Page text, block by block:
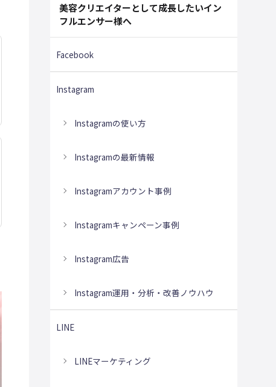
美容クリエイターとして成長したいイン
フルエンサー様へ
Facebook
Instagram
Instagramの使い方
Instagramの最新情報
Instagramアカウント事例
Instagramキャンペーン事例
Instagram広告
Instagram運用・分析・改善ノウハウ
LINE
LINEマーケティング